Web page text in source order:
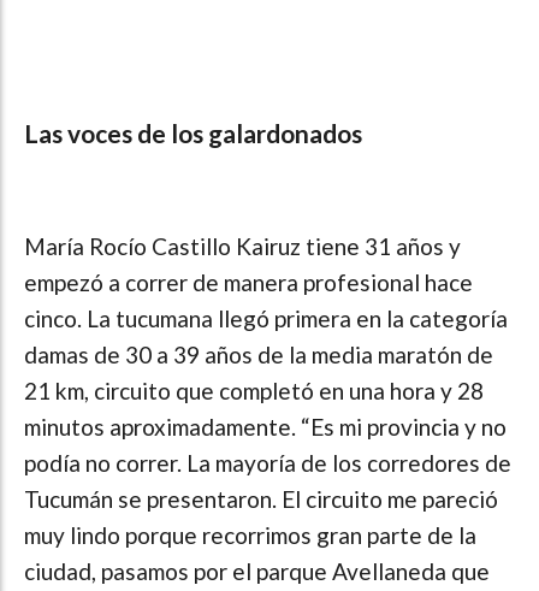
Las voces de los galardonados
María Rocío Castillo Kairuz tiene 31 años y
empezó a correr de manera profesional hace
cinco. La tucumana llegó primera en la categoría
damas de 30 a 39 años de la media maratón de
21 km, circuito que completó en una hora y 28
minutos aproximadamente. “Es mi provincia y no
podía no correr. La mayoría de los corredores de
Tucumán se presentaron. El circuito me pareció
muy lindo porque recorrimos gran parte de la
ciudad, pasamos por el parque Avellaneda que